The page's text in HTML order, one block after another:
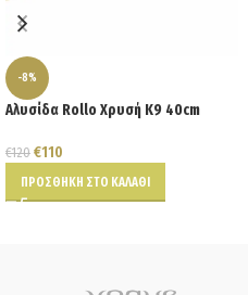
-8%
Αλυσίδα Rollo Χρυσή Κ9 40cm
€120 €110
ΠΡΟΣΘΉΚΗ ΣΤΟ ΚΑΛΆΘΙ